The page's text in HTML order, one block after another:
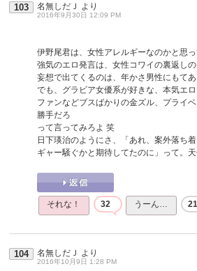
103 名無しだＪ より
2016年9月30日 12:09 PM
伊野尾君は、女性アレルギーなのかと思っ
強気のエロ発言は、女性コワイの裏返しの
妄想で出てくるのは、年かさ男性にもて
でも、グラビア女優系が好きな、本気エロ
ファンなどブスばかりの金ズル、プライ
勝手だろ
って言ってみろよ 笑
日下瑛治のようにさ、「あれ、案外落ち
ギャー騒ぐかと期待してたのに」って。天
それな！ 32 うーん… 21
104 名無しだＪ より
2016年10月9日 1:28 PM